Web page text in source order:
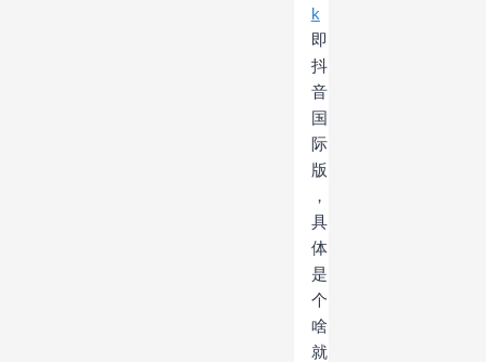
k
即
抖
音
国
际
版
，
具
体
是
个
啥
就